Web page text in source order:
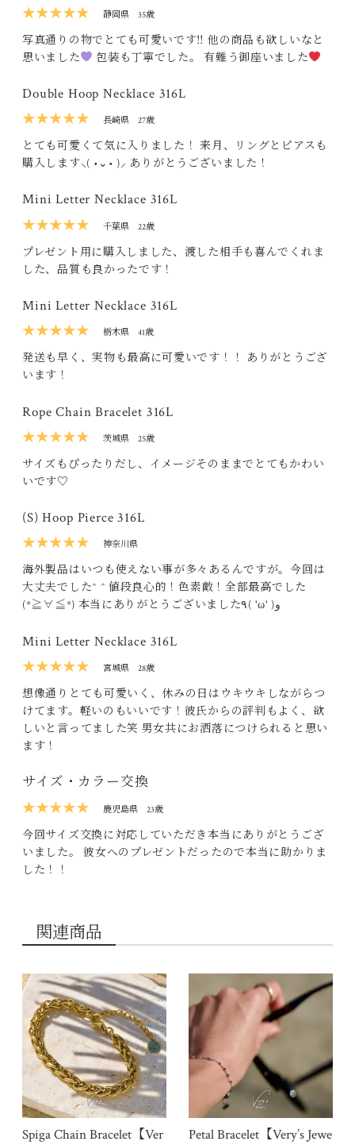
★★★★★ 静岡県 35歳
写真通りの物でとても可愛いです‼ 他の商品も欲しいなと
思いました
包装も丁寧でした。 有難う御座いました
Double Hoop Necklace 316L
★★★★★
長崎県 27歳
とても可愛くて気に入りました！ 来月、リングとピアスも
購入します‪⸜( •⌄• )⸝‬ ありがとうございました！
Mini Letter Necklace 316L
★★★★★
千葉県 22歳
プレゼント用に購入しました、渡した相手も喜んでくれま
した、品質も良かったです！
Mini Letter Necklace 316L
★★★★★
栃木県 41歳
発送も早く、実物も最高に可愛いです！！ ありがとうござ
います！
Rope Chain Bracelet 316L
★★★★★
茨城県 25歳
サイズもぴったりだし、イメージそのままでとてもかわい
いです♡
(S) Hoop Pierce 316L
★★★★★
神奈川県
海外製品はいつも使えない事が多々あるんですが。今回は
大丈夫でした^ ^ 値段良心的！色素敵！全部最高でした
(*≧∀≦*) 本当にありがとうございました٩( 'ω' )و
Mini Letter Necklace 316L
★★★★★
宮城県 28歳
想像通りとても可愛いく、休みの日はウキウキしながらつ
けてます。軽いのもいいです！彼氏からの評判もよく、欲
しいと言ってました笑 男女共にお洒落につけられると思い
ます！
サイズ・カラー交換
★★★★★
鹿児島県 23歳
今回サイズ交換に対応していただき本当にありがとうござ
いました。 彼女へのプレゼントだったので本当に助かりま
した！！
関連商品
Spiga Chain Bracelet【Ver
Petal Bracelet【Very’s Jewe